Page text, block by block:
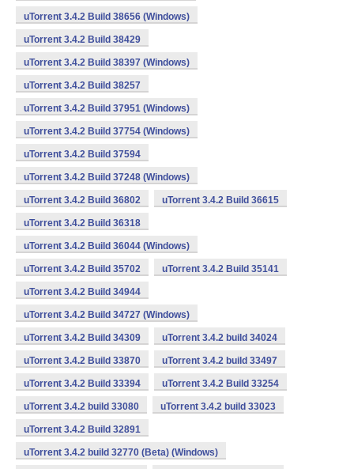
uTorrent 3.4.2 Build 38656 (Windows)
uTorrent 3.4.2 Build 38429
uTorrent 3.4.2 Build 38397 (Windows)
uTorrent 3.4.2 Build 38257
uTorrent 3.4.2 Build 37951 (Windows)
uTorrent 3.4.2 Build 37754 (Windows)
uTorrent 3.4.2 Build 37594
uTorrent 3.4.2 Build 37248 (Windows)
uTorrent 3.4.2 Build 36802 uTorrent 3.4.2 Build 36615
uTorrent 3.4.2 Build 36318
uTorrent 3.4.2 Build 36044 (Windows)
uTorrent 3.4.2 Build 35702 uTorrent 3.4.2 Build 35141
uTorrent 3.4.2 Build 34944
uTorrent 3.4.2 Build 34727 (Windows)
uTorrent 3.4.2 Build 34309 uTorrent 3.4.2 build 34024
uTorrent 3.4.2 Build 33870 uTorrent 3.4.2 build 33497
uTorrent 3.4.2 Build 33394 uTorrent 3.4.2 Build 33254
uTorrent 3.4.2 build 33080 uTorrent 3.4.2 build 33023
uTorrent 3.4.2 Build 32891
uTorrent 3.4.2 build 32770 (Beta) (Windows)